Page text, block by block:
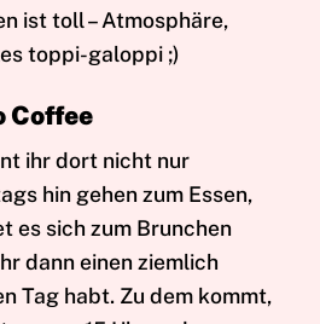
ist toll – Atmosphäre,
toppi-galoppi ;)
Coffee
ihr dort nicht nur
hin gehen zum Essen,
es sich zum Brunchen
dann einen ziemlich
Tag habt. Zu dem kommt,